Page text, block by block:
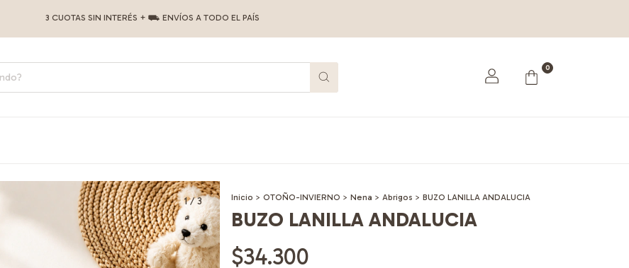
3 CUOTAS SIN INTERÉS + ⛟ ENVÍOS A TODO EL PAÍS
0
1/3 Inicio > OTOÑO-INVIERNO > Nena > Abrigos > BUZO LANILLA ANDALUCIA
BUZO LANILLA ANDALUCIA
$34.300